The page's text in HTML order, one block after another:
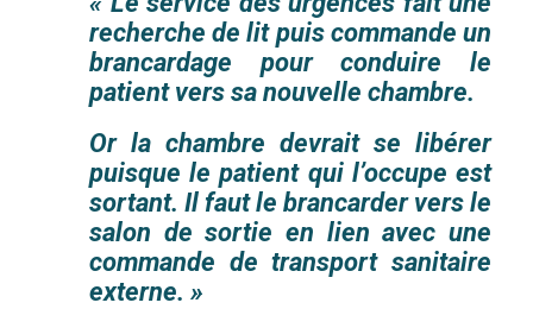
recherche de lit puis commande un
brancardage pour conduire le
patient vers sa nouvelle chambre.
Or la chambre devrait se libérer
puisque le patient qui l’occupe est
sortant. Il faut le brancarder vers le
salon de sortie en lien avec une
commande de transport sanitaire
externe. »